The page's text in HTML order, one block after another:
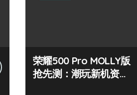
荣耀500 Pro MOLLY版
抢先测：潮玩新机资讯